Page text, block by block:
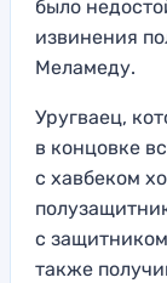
было
извинения
Меламеду.
Уругваец,
в концовке
с хавбеком
с
также